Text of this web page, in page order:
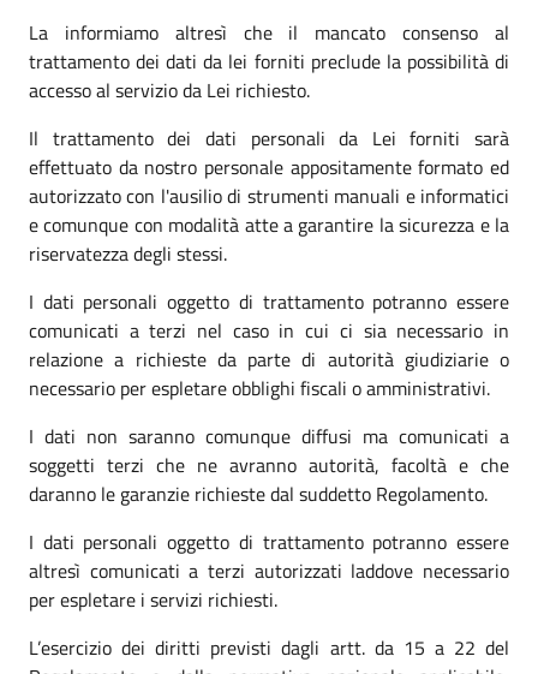
La informiamo altresì che il mancato consenso al
trattamento dei dati da lei forniti preclude la possibilità di
accesso al servizio da Lei richiesto.
Il trattamento dei dati personali da Lei forniti sarà
effettuato da nostro personale appositamente formato ed
autorizzato con l'ausilio di strumenti manuali e informatici
e comunque con modalità atte a garantire la sicurezza e la
riservatezza degli stessi.
I dati personali oggetto di trattamento potranno essere
comunicati a terzi nel caso in cui ci sia necessario in
relazione a richieste da parte di autorità giudiziarie o
necessario per espletare obblighi fiscali o amministrativi.
I dati non saranno comunque diffusi ma comunicati a
soggetti terzi che ne avranno autorità, facoltà e che
daranno le garanzie richieste dal suddetto Regolamento.
I dati personali oggetto di trattamento potranno essere
altresì comunicati a terzi autorizzati laddove necessario
per espletare i servizi richiesti.
L’esercizio dei diritti previsti dagli artt. da 15 a 22 del